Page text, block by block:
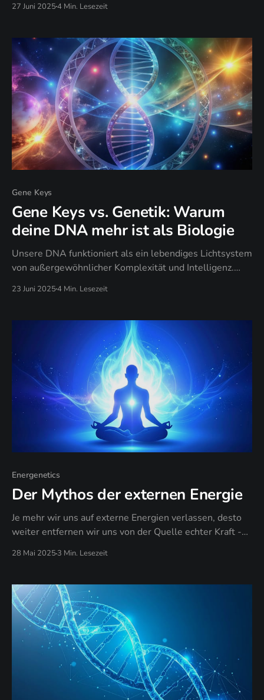
abhängig macht, statt souverän. Es ist Zeit für eine
27 Juni 20254 Min. Lesezeit
Gene Keys
Gene Keys vs. Genetik: Warum
deine DNA mehr ist als Biologie
Unsere DNA funktioniert als ein lebendiges Lichtsystem
von außergewöhnlicher Komplexität und Intelligenz.
23 Juni 20254 Min. Lesezeit
Energenetics
Der Mythos der externen Energie
Je mehr wir uns auf externe Energien verlassen, desto
weiter entfernen wir uns von der Quelle echter Kraft -
28 Mai 2025 3 Min. Lesezeit